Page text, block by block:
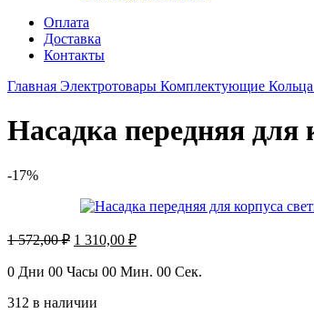
Оплата
Доставка
Контакты
Главная Электротовары Комплектующие
Насадка передняя
-17%
1 572,00₽ Первоначальная
составляла
572,00 ₽.
1 310,00 ₽Текущая
1
0 Дни 00 Часы 00 Мин. 00 Сек.
312 в наличии